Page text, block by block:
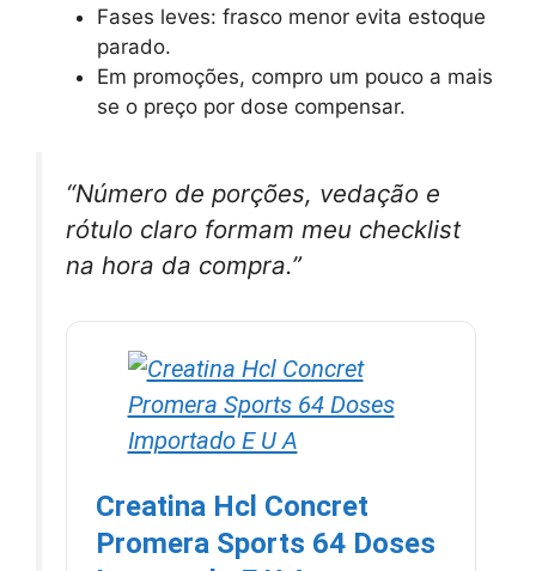
Fases leves: frasco menor evita estoque
parado.
Em promoções, compro um pouco a mais
se o preço por dose compensar.
“Número de porções, vedação e
rótulo claro formam meu checklist
na hora da compra.”
Creatina Hcl Concret
Promera Sports 64 Doses